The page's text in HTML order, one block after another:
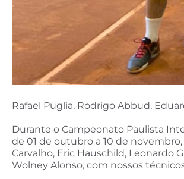
Rafael Puglia, Rodrigo Abbud,
Durante o Campeonato Paulista
de 01 de outubro a 10 de
Carvalho, Eric Hauschild, Leonardo
Wolney Alonso, com nossos